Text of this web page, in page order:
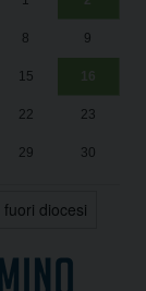
8 9
15 16
22 23
29 30
fuori diocesi